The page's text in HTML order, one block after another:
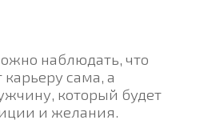
наблюдать, что
сама, а
который будет
и желания.